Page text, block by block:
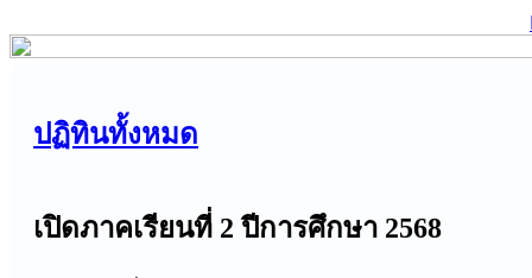
ปฏิทินทั้งหมด
เปิดภาคเรียนที่ 2 ปีการศึกษา 2568